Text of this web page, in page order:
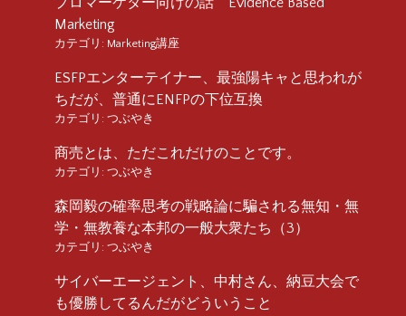
Marketing
カテゴリ: Marketing講座
ESFPエンターテイナー、最強陽キャと思われが
ちだが、普通にENFPの下位互換
カテゴリ: つぶやき
商売とは、ただこれだけのことです。
カテゴリ: つぶやき
森岡毅の確率思考の戦略論に騙される無知・無
学・無教養な本邦の一般大衆たち（3）
カテゴリ: つぶやき
サイバーエージェント、中村さん、納豆大会で
も優勝してるんだがどういうこと